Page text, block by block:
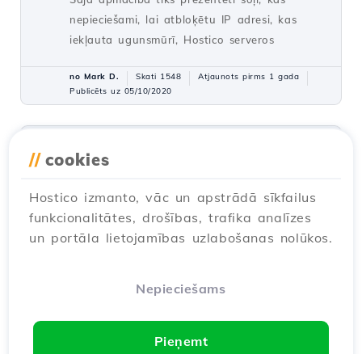
nepieciešami, lai atbloķētu IP adresi, kas
iekļauta ugunsmūrī, Hostico serveros
no Mark D. Skati 1548
Atjaunots pirms 1 gada
Publicēts uz 05/10/2020
cPanelī
cPanel paneļa ļauj izveidot neierobežotu
skaitu e-pasta kastīšu, kas saistītas ar
hostētajiem domēniem. Šis pamācība
kastītes izveidei un piekļuvei.
31
no Cătălin A.
Skati 5939
Pēdējoreiz atjaunots pirms 2 gadiem
// cookies
Hostico izmanto, vāc un apstrādā sīkfailus
funkcionalitātes, drošības, trafika analīzes
un portāla lietojamības uzlabošanas nolūkos.
Nepieciešams
Pieņemt